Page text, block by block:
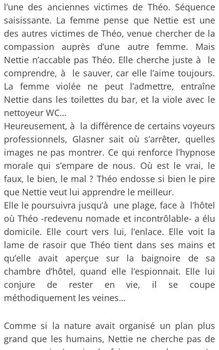
l’une des anciennes victimes de Théo. Séquence
saisissante. La femme pense que Nettie est une
des autres victimes de Théo, venue chercher de la
compassion auprès d’une autre femme. Mais
Nettie n’accable pas Théo. Elle cherche juste à le
comprendre, à le sauver, car elle l’aime toujours.
La femme violée ne peut l’admettre, entraîne
Nettie dans les toilettes du bar, et la viole avec le
nettoyeur WC…
Heureusement, à la différence de certains voyeurs
professionnels, Glasner sait où s’arrêter, quelles
images ne pas montrer. Ce qui renforce l’hypnose
morale qui s’empare de nous. Où est le vrai, le
faux, le bien, le mal ? Théo endosse si bien le pire
que Nettie veut lui apprendre le meilleur.
Elle le poursuivra jusqu’à une plage, face à l’hôtel
où Théo -redevenu nomade et incontrôlable- a élu
domicile. Elle court vers lui, l’enlace. Elle voit la
lame de rasoir que Théo tient dans ses mains et
qu’elle avait aperçue sur la baignoire de sa
chambre d’hôtel, quand elle l’espionnait. Elle lui
conjure de rester en vie, il se coupe
méthodiquement les veines…
Comme si la nature avait organisé un plan plus
grand que les humains, Nettie ne cherche pas de